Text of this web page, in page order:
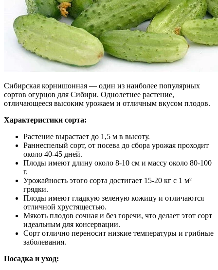
Сибирская корнишонная — один из наиболее популярных
сортов огурцов для Сибири. Однолетнее растение,
отличающееся высоким урожаем и отличным вкусом плодов.
Характеристики сорта:
Растение вырастает до 1,5 м в высоту.
Раннеспелый сорт, от посева до сбора урожая проходит
около 40-45 дней.
Плоды имеют длину около 8-10 см и массу около 80-100
г.
Урожайность этого сорта достигает 15-20 кг с 1 м²
грядки.
Плоды имеют гладкую зеленую кожицу и отличаются
отличной хрустящестью.
Мякоть плодов сочная и без горечи, что делает этот сорт
идеальным для консервации.
Сорт отлично переносит низкие температуры и грибные
заболевания.
Посадка и уход: